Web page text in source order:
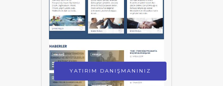
YATIRIM DANIŞMANINIZ